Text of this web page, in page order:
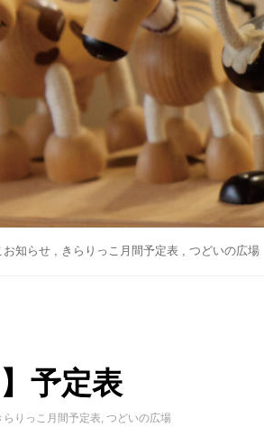
お知らせ , きらりっこ月間予定表 , つどいの広場
予定表
らりっこ月間予定表 つどいの広場